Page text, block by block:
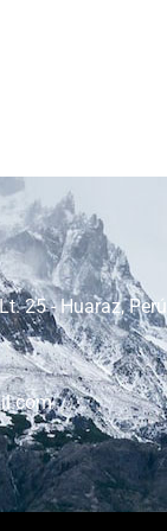
25 - Huaraz, Perú